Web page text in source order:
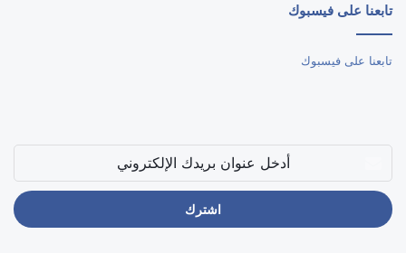
تابعنا على فيسبوك
تابعنا على فيسبوك
أدخل
بريدك
الإلكتروني